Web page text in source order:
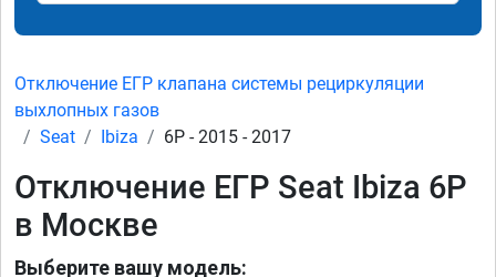
Отключение ЕГР клапана системы рециркуляции
выхлопных газов
Seat
Ibiza 6P - 2015 - 2017
Отключение ЕГР Seat Ibiza 6P
в Москве
Выберите вашу модель: